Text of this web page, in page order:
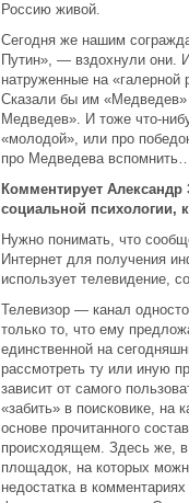
Россию живой.
Сегодня же нашим
Путин», — вздохнули они.
натруженные на
Сказали бы им
Медведев». И тоже что-
«молодой», или про
про Медведева
Комментирует Александр
социальной психологии,
Нужно понимать, что
Интернет для получения
использует телевидение,
Телевизор — канал
только то, что ему
единственной на
рассмотреть ту или иную
зависит от самого
«забить» в поисковике, на
основе прочитанного
происходящем. Здесь же,
площадок, на которых
недостатка в